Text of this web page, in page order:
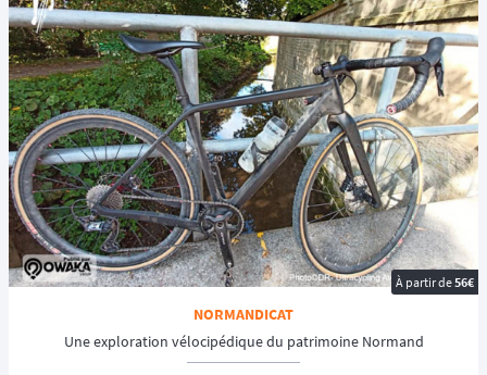
À partir de56€
NORMANDICAT
Une exploration vélocipédique du patrimoine Normand